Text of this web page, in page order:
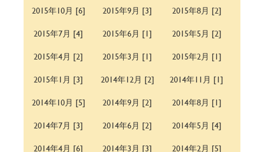
2015年10月 [6]
2015年9月 [3]
2015年8月 [2]
2015年7月 [4]
2015年6月 [1]
2015年5月 [2]
2015年4月 [2]
2015年3月 [1]
2015年2月 [1]
2015年1月 [3]
2014年12月 [2]
2014年11月 [1]
2014年10月 [5]
2014年9月 [2]
2014年8月 [1]
2014年7月 [3]
2014年6月 [2]
2014年5月 [4]
2014年4月 [6]
2014年3月 [3]
2014年2月 [5]